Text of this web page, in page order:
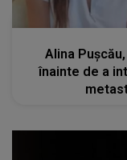
Alina
înainte de a